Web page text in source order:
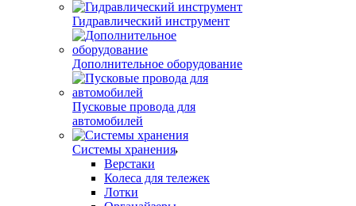
Гидравлический инструмент
Дополнительное оборудование
Пусковые провода для
автомобилей
Системы хранения
Верстаки
Колеса для тележек
Лотки